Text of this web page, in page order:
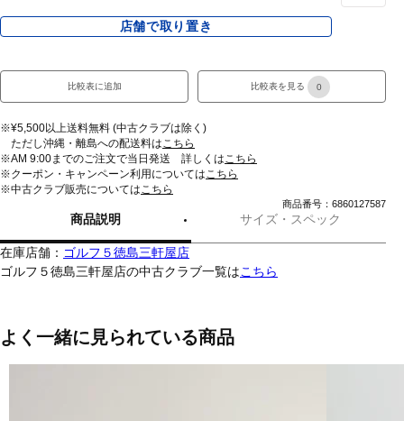
店舗で取り置き
比較表に追加 比較表を見る 0
※¥5,500以上送料無料 (中古クラブは除く)
ただし沖縄・離島への配送料はこちら
※AM 9:00までのご注文で当日発送 詳しくはこちら
※クーポン・キャンペーン利用についてはこちら
※中古クラブ販売についてはこちら
商品番号：6860127587
商品説明 サイズ・スペック
在庫店舗： ゴルフ５徳島三軒屋店
ゴルフ５徳島三軒屋店の中古クラブ一覧はこちら
よく一緒に見られている商品